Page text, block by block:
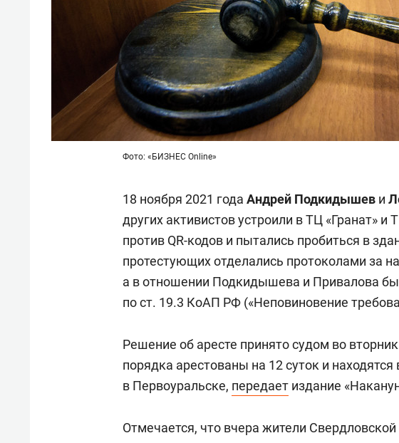
Фото: «БИЗНЕС Online»
18 ноября 2021 года Андрей Подкидышев и
других активистов устроили в ТЦ «Гранат»
против QR-кодов и пытались пробиться в
протестующих отделались протоколами за
а в отношении Подкидышева и Привалова
по ст. 19.3 КоАП РФ («Неповиновение
Решение об аресте принято судом во
порядка арестованы на 12 суток и
в Первоуральске, передает издание
Отмечается, что вчера жители